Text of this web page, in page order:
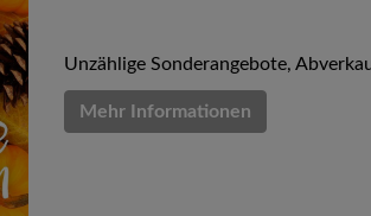
Unzählige Sonderangebote,
Mehr Informationen